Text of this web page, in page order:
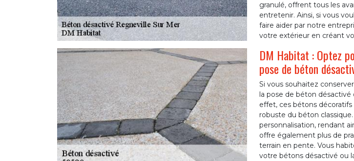
granulé, offrent tous les
entretenir. Ainsi, si vous
faire aider par notre
votre extérieur en créant
DM Habitat : Optez
pose de béton
Si vous souhaitez
la pose de béton
effet, ces bétons
robuste du béton
personnalisation, rendant
offre également plus de
terrain en pente. Vous
votre bétons désactivé ou